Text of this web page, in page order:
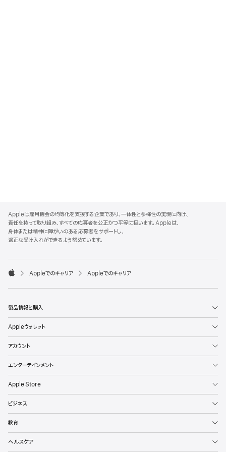
p
p
l
e
o
t
Appleは雇用機会の均等化を支援する企業であり、一体性と多様性の実現に向け、
責任を持って取り組み、すべての応募者を公正かつ平等に扱います。Appleは、
身体または精神に障がいのある応募者をサポートし、
適正な受け入れができるよう努めています。

p
l
Appleでのキャリア Appleでのキャリア
製品情報と購入
Appleウォレット
アカウント
エンターテインメント
Apple Store
ビジネス
教育
ヘルスケア